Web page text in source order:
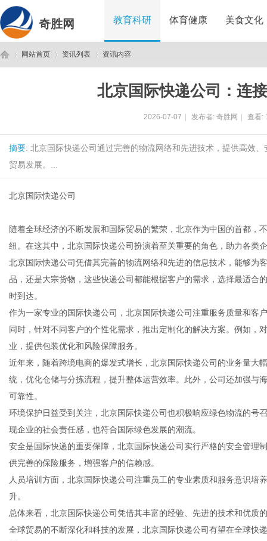
奇胜网 教育科研 体育健康 美食文化
网站首页 资讯列表 资讯内容
北京国际快递公司：连
2026-07-07 发布者: 奇胜网 查看:
摘要: 北京国际快递公司通过完善的物流网络和先进技术，提供高效
贸易发展。...
北京国际快递公司
随着全球经济的不断发展和国际贸易的繁荣，北京作为中国的首都，
纽。在这其中，北京国际快递公司扮演着至关重要的角色，助力各类
北京国际快递公司凭借其完善的物流网络和先进的信息技术，能够为
品，还是大宗货物，这些快递公司都能根据客户的需求，选择最适合
时到达。
作为一家专业的国际快递公司，北京国际快递公司注重服务质量和客
同时，针对不同客户的个性化需求，推出定制化的解决方案。例如，
业，提供包装优化和风险保障服务。
近年来，随着跨境电商的爆发式增长，北京国际快递公司的业务量大
统，优化仓储与分拣流程，提升整体运营效率。此外，公司还加强与
可靠性。
环境保护日益受到关注，北京国际快递公司也积极响应绿色物流的号
现企业的社会责任感，也符合国际绿色发展的潮流。
安全是国际快递的重要保障，北京国际快递公司实行严格的安全管理
供完善的保险服务，增强客户的信赖感。
人员培训方面，北京国际快递公司注重员工的专业素质和服务意识
升。
总体来看，北京国际快递公司凭借其丰富的经验、先进的技术和优质
全球贸易的不断深化和科技的发展，北京国际快递公司有望在全球快